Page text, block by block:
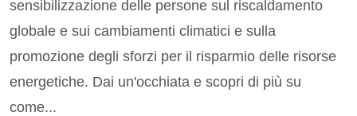
sensibilizzazione delle persone sul riscaldamento
globale e sui cambiamenti climatici e sulla
promozione degli sforzi per il risparmio delle risorse
energetiche. Dai un'occhiata e scopri di più su
come...